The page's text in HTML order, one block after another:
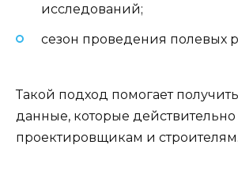
исследований;
сезон проведения полевых
Такой подход помогает
данные, которые действительно
проектировщикам и строителям.